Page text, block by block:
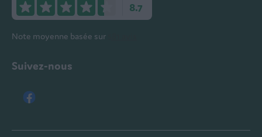
8.7
Note moyenne basée sur
Suivez-nous